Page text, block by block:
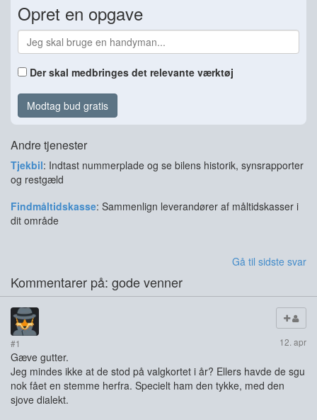
Opret en opgave
Der skal medbringes det relevante værktøj
Modtag bud gratis
Andre tjenester
Tjekbil: Indtast nummerplade og se bilens historik, synsrapporter
og restgæld
Findmåltidskasse: Sammenlign leverandører af måltidskasser i
dit område
Gå til sidste svar
Kommentarer på: gode venner
#1 12. apr
Gæve gutter.
Jeg mindes ikke at de stod på valgkortet i år? Ellers havde de sgu
nok fået en stemme herfra. Specielt ham den tykke, med den
sjove dialekt.